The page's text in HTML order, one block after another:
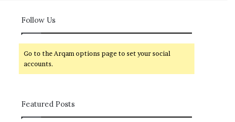
Follow Us
Go to the Arqam options page to set your social
accounts.
Featured Posts